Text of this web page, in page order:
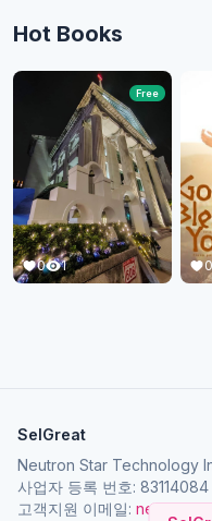
Hot Books
0 1
Free
0
SelGreat
Neutron Star Technology
사업자 등록 번호: 83114084
고객지원 이메일: